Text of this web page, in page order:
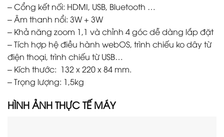
– Cổng kết nối: HDMI, USB, Bluetooth …
– Âm thanh nổi: 3W + 3W
– Khả năng zoom 1,1 và chỉnh 4 góc dễ dàng lắp đặt
– Tích hợp hệ điều hành webOS, trình chiếu ko dây từ
điện thoại, trình chiếu từ USB…
– Kích thước: 132 x 220 x 84 mm.
– Trọng lượng: 1,5kg
HÌNH ẢNH THỰC TẾ MÁY